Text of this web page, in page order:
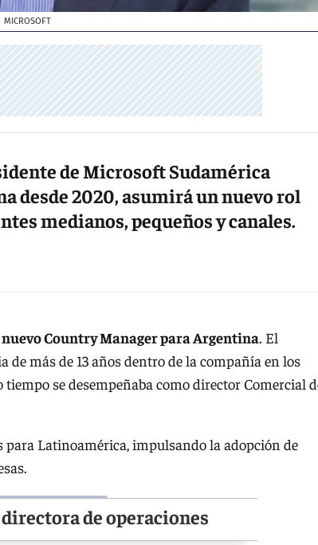
| MICROSOFT
de Microsoft Sudamérica
desde 2020, asumirá un nuevo rol
medianos, pequeños y canales.
Country Manager para Argentina. El
más de 13 años dentro de la compañía en los
se desempeñaba como director Comercial
para Latinoamérica, impulsando la adopción de
de operaciones